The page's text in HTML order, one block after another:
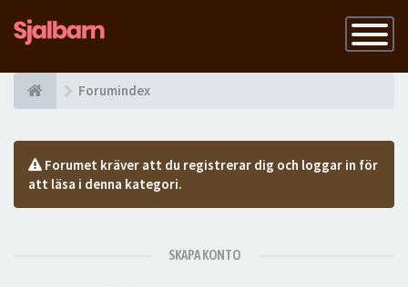
Slå
på
Forumindex
Forumet kräver att du registrerar dig och loggar in för
att läsa i denna kategori.
SKAPA KONTO